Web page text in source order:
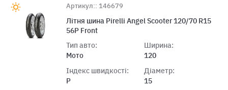
Артикул:: 146679
Лiтня шина Pirelli Angel Scooter 120/70 R15
56P Front
Тип авто:
Мото
Індекс швидкості:
P
Ширина:
120
Діаметр:
15